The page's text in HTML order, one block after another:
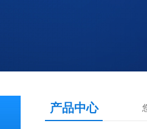
产品中心